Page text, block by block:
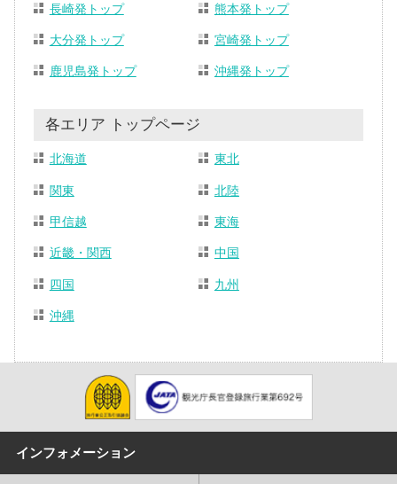
長崎発トップ 熊本発トップ
大分発トップ 宮崎発トップ
鹿児島発トップ 沖縄発トップ
各エリア トップページ
北海道 東北
関東 北陸
甲信越 東海
近畿・関西 中国
四国 九州
沖縄
インフォメーション